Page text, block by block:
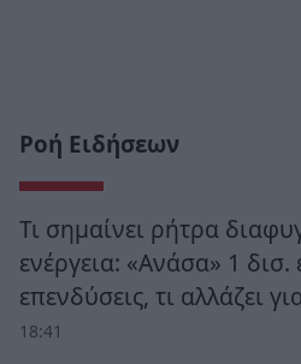
Ροή Ειδήσεων
Τι σημαίνει ρήτρα
ενέργεια: «Ανάσα» 1 δισ.
επενδύσεις, τι αλλάζει
18:41